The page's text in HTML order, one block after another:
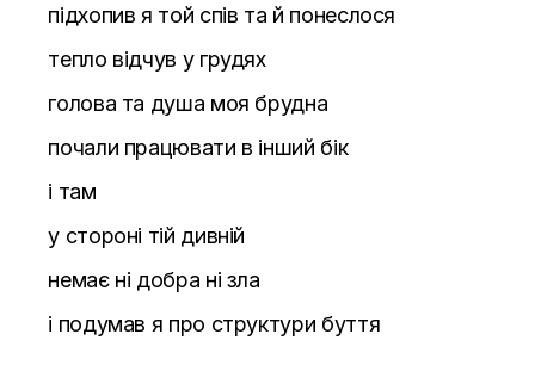
підхопив я той спів та й понеслося
тепло відчув у грудях
голова та душа моя брудна
почали працювати в інший бік
і там
у стороні тій дивній
немає ні добра ні зла
і подумав я про структури буття